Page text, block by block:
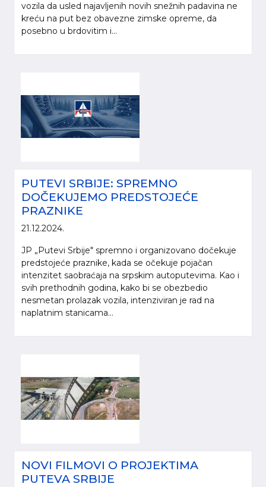
vozila da usled najavljenih novih snežnih padavina ne
kreću na put bez obavezne zimske opreme, da
posebno u brdovitim i...
PUTEVI SRBIJE: SPREMNO
DOČEKUJEMO PREDSTOJEĆE
PRAZNIKE
21.12.2024.
JP „Putevi Srbije" spremno i organizovano dočekuje
predstojeće praznike, kada se očekuje pojačan
intenzitet saobraćaja na srpskim autoputevima. Kao i
svih prethodnih godina, kako bi se obezbedio
nesmetan prolazak vozila, intenziviran je rad na
naplatnim stanicama...
NOVI FILMOVI O PROJEKTIMA
PUTEVA SRBIJE